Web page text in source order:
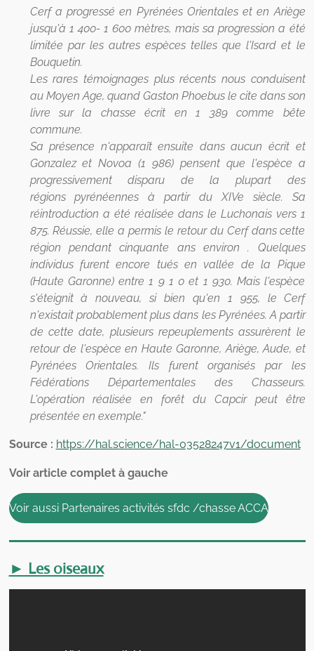
Cerf a progressé en Pyrénées Orientales et en Ariège
jusqu'à 1 400- 1 600 mètres, mais sa progression a été
limitée par les autres espèces telles que l'Isard et le
Bouquetin.
Les rares témoignages plus récents nous conduisent
au Moyen Age, quand Gaston Phoebus le cite dans son
livre sur la chasse écrit en 1 389 comme bête
commune.
Sa présence n'apparaît ensuite dans aucun écrit et
Gonzalez et Novoa (1 986) pensent que l'espèce a
progressivement disparu de la plupart des
régionspyrénéennes à partir du XIVe siècle. Sa
réintroduction a été réalisée dans le Luchonais vers 1
875. Réussie, elle a permis le retour du Cerf dans cette
région pendant cinquante ans environ . Quelques
individus furent encore tués en vallée de la Pique
(Haute Garonne) entre 1 9 1 0 et 1 930. Mais l'espèce
s'éteignit à nouveau, si bien qu'en 1 955, le Cerf
n'existait probablement plus dans les Pyrénées. A partir
de cette date, plusieurs repeuplements assurèrent le
retour de l'espèce en Haute Garonne, Ariège, Aude, et
Pyrénées Orientales. Ils furent organisés par les
Fédérations Départementales des Chasseurs.
L'opération réalisée en forêt du Capcir peut être
présentée en exemple."
Source : https://hal.science/hal-03528247v1/document
Voir article complet à gauche
Voir aussi Partenaires activités sfdc /chasse ACCA
► Les oiseaux